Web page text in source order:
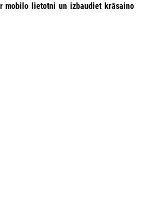
mobilo lietotni un izbaudietkrāsaino